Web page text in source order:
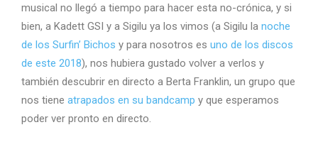
musical no llegó a tiempo para hacer esta no-crónica, y si
bien, a Kadett GSI y a Sigilu ya los vimos (a Sigilu la noche
de los Surfin’ Bichos y para nosotros es uno de los discos
de este 2018), nos hubiera gustado volver a verlos y
también descubrir en directo a Berta Franklin, un grupo que
nos tiene atrapados en su bandcamp y que esperamos
poder ver pronto en directo.